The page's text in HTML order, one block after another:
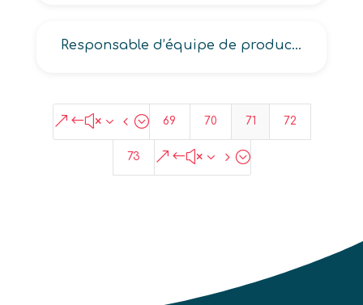
Responsable d’équipe de production traitement de linge
&#x34; 69 70 71 72
73 &#x35;